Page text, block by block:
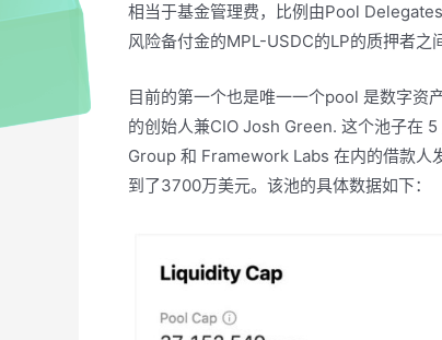
相当于基金管理费，比例由Pool
风险备付金的MPL-USDC的LP的质押者之
目前的第一个也是唯一一个pool 是数字
的创始人兼CIO Josh Green. 这个池子在
Group 和 Framework Labs 在内的借款人
到了3700万美元。该池的具体数据如下：